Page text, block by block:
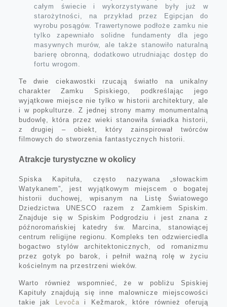
całym świecie i wykorzystywane były już w
starożytności, na przykład przez Egipcjan do
wyrobu posągów. Trawertynowe podłoże zamku nie
tylko zapewniało solidne fundamenty dla jego
masywnych murów, ale także stanowiło naturalną
barierę obronną, dodatkowo utrudniając dostęp do
fortu wrogom.
Te dwie ciekawostki rzucają światło na unikalny
charakter Zamku Spiskiego, podkreślając jego
wyjątkowe miejsce nie tylko w historii architektury, ale
i w popkulturze. Z jednej strony mamy monumentalną
budowlę, która przez wieki stanowiła świadka historii,
z drugiej – obiekt, który zainspirował twórców
filmowych do stworzenia fantastycznych historii.
Atrakcje turystyczne w okolicy
Spiska Kapituła, często nazywana „słowackim
Watykanem”, jest wyjątkowym miejscem o bogatej
historii duchowej, wpisanym na Listę Światowego
Dziedzictwa UNESCO razem z Zamkiem Spiskim.
Znajduje się w Spiskim Podgrodziu i jest znana z
późnoromańskiej katedry św. Marcina, stanowiącej
centrum religijne regionu. Kompleks ten odzwierciedla
bogactwo stylów architektonicznych, od romanizmu
przez gotyk po barok, i pełnił ważną rolę w życiu
kościelnym na przestrzeni wieków.
Warto również wspomnieć, że w pobliżu Spiskiej
Kapituły znajdują się inne malownicze miejscowości
takie jak
Levoča i Kežmarok, które również oferują